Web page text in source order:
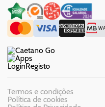
LoginRegisto
Termos e condições
Política de cookies